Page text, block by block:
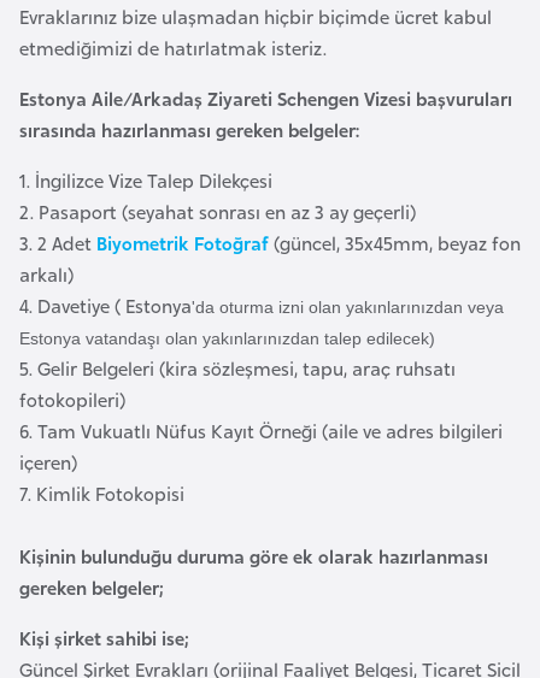
Evraklarınız bize ulaşmadan hiçbir biçimde ücret kabul
etmediğimizi de hatırlatmak isteriz.
Estonya Aile/Arkadaş Ziyareti Schengen Vizesi başvuruları
sırasında hazırlanması gereken belgeler:
1. İngilizce Vize Talep Dilekçesi
2. Pasaport (seyahat sonrası en az 3 ay geçerli)
3. 2 Adet Biyometrik Fotoğraf(güncel, 35x45mm, beyaz fon
arkalı)
4. Davetiye ( Estonya'da oturma izni olan yakınlarınızdan veya
Estonya vatandaşı olan yakınlarınızdan talep edilecek)
5. Gelir Belgeleri (kira sözleşmesi, tapu, araç ruhsatı
fotokopileri)
6. Tam Vukuatlı Nüfus Kayıt Örneği (aile ve adres bilgileri
içeren)
7. Kimlik Fotokopisi
Kişinin bulunduğu duruma göre ek olarak hazırlanması
gereken belgeler;
Kişi şirket sahibi ise;
Güncel Şirket Evrakları (orijinal Faaliyet Belgesi, Ticaret Sicil
B
n
i
n
B
o
s
n
a
H
e
r
s
k
B
u